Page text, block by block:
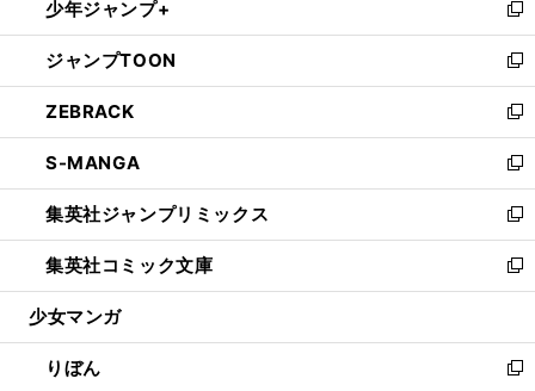
く
で
開
く
ド
ウ
で
開
く
ィ
ン
ド
ウ
で
開
く
い
ウ
ィ
ン
ド
ウ
で
開
く
少年ジャンプ+
新
し
い
ウ
ィ
ン
ド
ウ
で
開
く
ジャンプTOON
新
し
い
ウ
ィ
ン
ド
ウ
で
開
ZEBRACK
新
し
い
ウ
ィ
ン
ド
ウ
開
く
S-MANGA
新
し
い
ウ
ィ
ン
ウ
で
集英社ジャンプリミックス
新
し
い
ウ
ン
ド
集英社コミック文庫
新
し
ウ
ィ
少女マンガ
りぼん
新